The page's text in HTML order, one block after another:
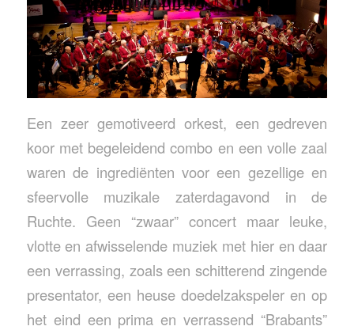
Een zeer gemotiveerd orkest, een gedreven
koor met begeleidend combo en een volle zaal
waren de ingrediënten voor een gezellige en
sfeervolle muzikale zaterdagavond in de
Ruchte. Geen “zwaar” concert maar leuke,
vlotte en afwisselende muziek met hier en daar
een verrassing, zoals een schitterend zingende
presentator, een heuse doedelzakspeler en op
het eind een prima en verrassend “Brabants”